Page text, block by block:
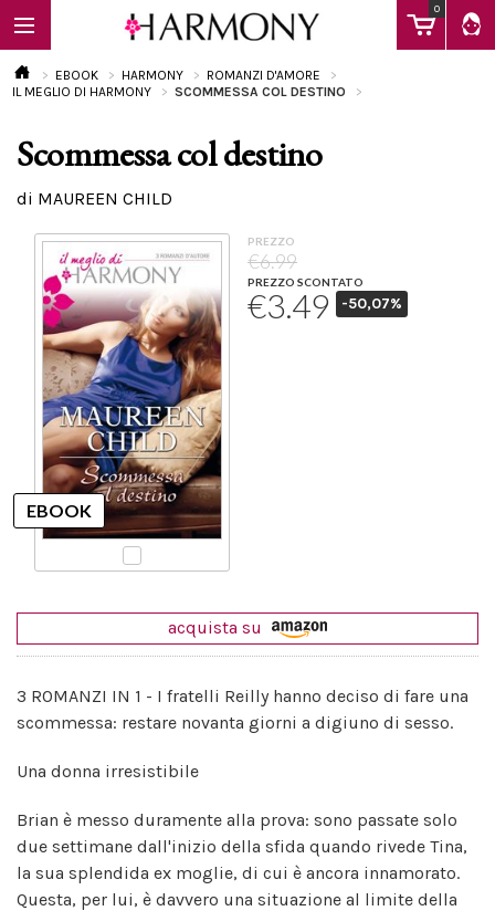
0
EBOOK
Calendario
EBOOK HARMONY
ROMANZI D'AMORE
IL MEGLIO DI HARMONY
SCOMMESSA COL DESTINO
Scommessa col destino
di MAUREEN CHILD
PREZZO
€6.99
PREZZO SCONTATO
€3.49 -50,07%
acquista su
3 ROMANZI IN 1 - I fratelli Reilly hanno deciso di fare una
scommessa: restare novanta giorni a digiuno di sesso.
Una donna irresistibile
Brian è messo duramente alla prova: sono passate solo
due settimane dall'inizio della sfida quando rivede Tina,
la sua splendida ex moglie, di cui è ancora innamorato.
Questa, per lui, è davvero una situazione al limite della